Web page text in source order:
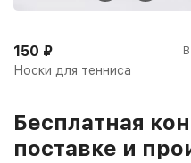
Носки для тенниса
150 ₽
Бесплатная
поставке и